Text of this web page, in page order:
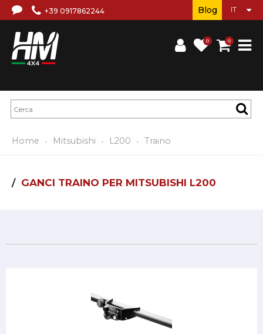
+39 0917862244
0 0
Blog
Home Mitsubishi L200 Traino
GANCI TRAINO PER MITSUBISHI L200